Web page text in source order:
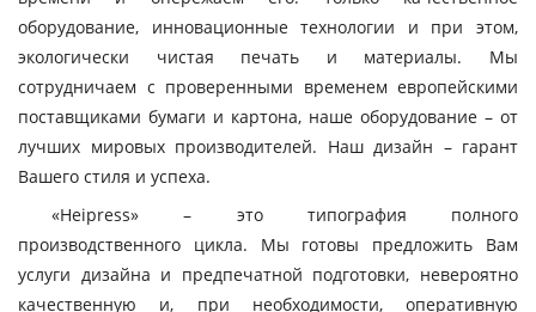
оборудование, инновационные технологии и при этом,
экологически чистая печать и материалы. Мы
сотрудничаем с проверенными временем европейскими
поставщиками бумаги и картона, наше оборудование – от
лучших мировых производителей. Наш дизайн – гарант
Вашего стиля и успеха.
«Heipress» – это типография полного
производственного цикла. Мы готовы предложить Вам
услуги дизайна и предпечатной подготовки, невероятно
качественную и, при необходимости, оперативную